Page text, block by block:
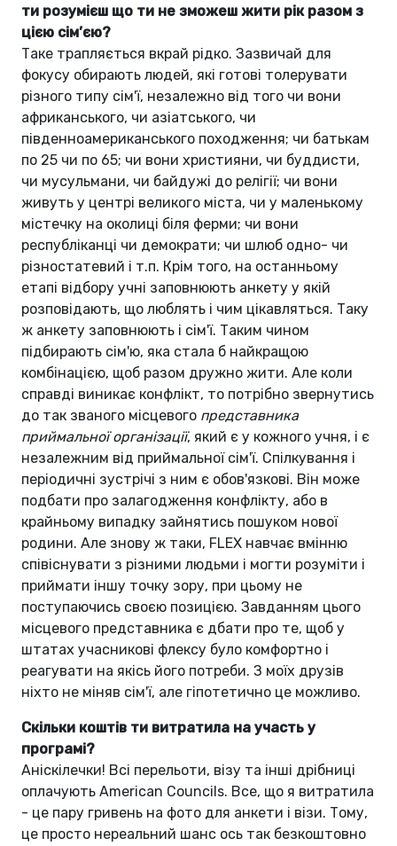
ти розумієш що ти не зможеш жити рік разом з
цією сім’єю?
Таке трапляється вкрай рідко. Зазвичай для
фокусу обирають людей, які готові толерувати
різного типу сім'ї, незалежно від того чи вони
африканського, чи азіатського, чи
південноамериканського походження; чи батькам
по 25 чи по 65; чи вони християни, чи буддисти,
чи мусульмани, чи байдужі до релігії; чи вони
живуть у центрі великого міста, чи у маленькому
містечку на околиці біля ферми; чи вони
республіканці чи демократи; чи шлюб одно- чи
різностатевий і т.п. Крім того, на останньому
етапі відбору учні заповнюють анкету у якій
розповідають, що люблять і чим цікавляться. Таку
ж анкету заповнюють і сім'ї. Таким чином
підбирають сім'ю, яка стала б найкращою
комбінацією, щоб разом дружно жити. Але коли
справді виникає конфлікт, то потрібно звернутись
до так званого місцевого представника
приймальної організації, який є у кожного учня, і є
незалежним від приймальної сім'ї. Спілкування і
періодичні зустрічі з ним є обов'язкові. Він може
подбати про залагодження конфлікту, або в
крайньому випадку зайнятись пошуком нової
родини. Але знову ж таки, FLEX навчає вмінню
співіснувати з різними людьми і могти розуміти і
приймати іншу точку зору, при цьому не
поступаючись своєю позицією. Завданням цього
місцевого представника є дбати про те, щоб у
штатах учасникові флексу було комфортно і
реагувати на якісь його потреби. З моїх друзів
ніхто не міняв сім'ї, але гіпотетично це можливо.
Скільки коштів ти витратила на участь у
програмі?
Аніскілечки! Всі перельоти, візу та інші дрібниці
оплачують American Councils. Все, що я витратила
- це пару гривень на фото для анкети і візи. Тому,
це просто нереальний шанс ось так безкоштовно